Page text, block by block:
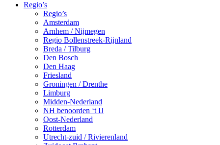
Regio’s
Regio’s
Amsterdam
Arnhem / Nijmegen
Regio Bollenstreek-Rijnland
Breda / Tilburg
Den Bosch
Den Haag
Friesland
Groningen / Drenthe
Limburg
Midden-Nederland
NH benoorden ‘t IJ
Oost-Nederland
Rotterdam
Utrecht-zuid / Rivierenland